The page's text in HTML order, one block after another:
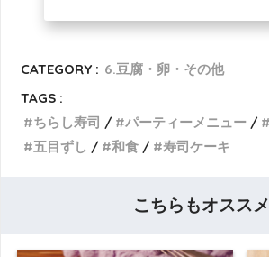
CATEGORY : 6.豆腐・卵・その他
TAGS :
ちらし寿司
パーティーメニュー
五目ずし
和食 寿司ケーキ
こちらもオススメ